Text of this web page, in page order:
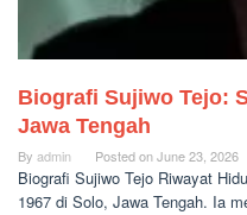
Biografi Sujiwo Tejo:
Jawa Tengah
By admin Posted onJune 23, 2026
Biografi Sujiwo Tejo Riwayat
1967 di Solo, Jawa Tengah. Ia